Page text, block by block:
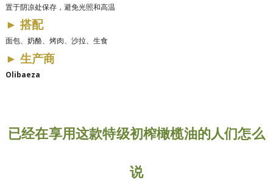
置于阴凉处保存，避免光照和高温
► 搭配
面包、奶酪、烤肉、沙拉、生食
► 生产商
Olibaeza
已经在享用这款特级初榨橄榄油的人们怎么
说